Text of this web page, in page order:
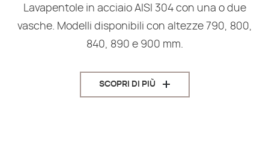
Lavapentole in acciaio AISI 304 con una o due
vasche. Modelli disponibili con altezze 790, 800,
840, 890 e 900 mm.
SCOPRI DI PIÙ